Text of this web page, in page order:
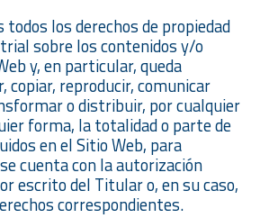
todos los derechos de propiedad
sobre los contenidos y/o
y, en particular, queda
copiar, reproducir, comunicar
o distribuir, por cualquier
forma, la totalidad o parte de
en el Sitio Web, para
cuenta con la autorización
escrito del Titular o, en su caso,
correspondientes.